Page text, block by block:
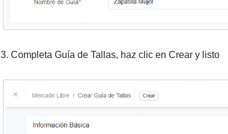
3. Completa Guía de Tallas, haz clic en Crear y listo